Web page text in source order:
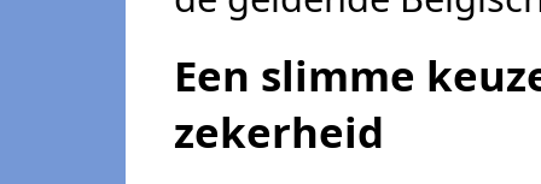
Een slimme
zekerheid